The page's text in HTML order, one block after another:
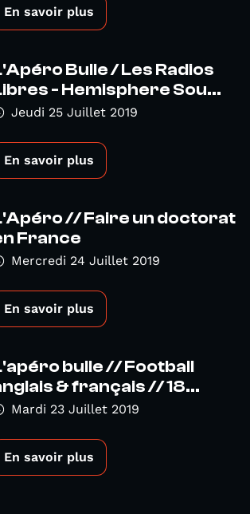
En savoir plus
Bulle / Les Radios
- Hemisphere Sou...
Jeudi 25 Juillet 2019
En savoir plus
// Faire un doctorat
France
Mercredi 24 Juillet 2019
En savoir plus
bulle // Football
& français // 18...
Mardi 23 Juillet 2019
En savoir plus